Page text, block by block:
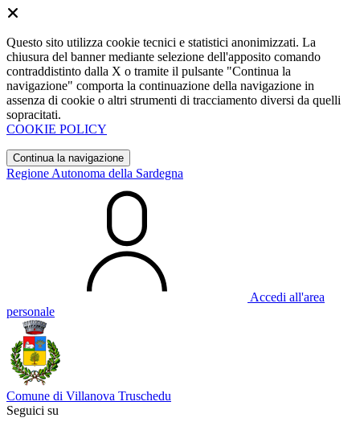
Questo sito utilizza cookie tecnici e statistici anonimizzati. La
chiusura del banner mediante selezione dell'apposito comando
contraddistinto dalla X o tramite il pulsante "Continua la
navigazione" comporta la continuazione della navigazione in
assenza di cookie o altri strumenti di tracciamento diversi da quelli
sopracitati.
COOKIE POLICY
Continua la navigazione
Regione Autonoma della Sardegna
Accedi all'area
personale
Comune di Villanova Truschedu
Seguici su